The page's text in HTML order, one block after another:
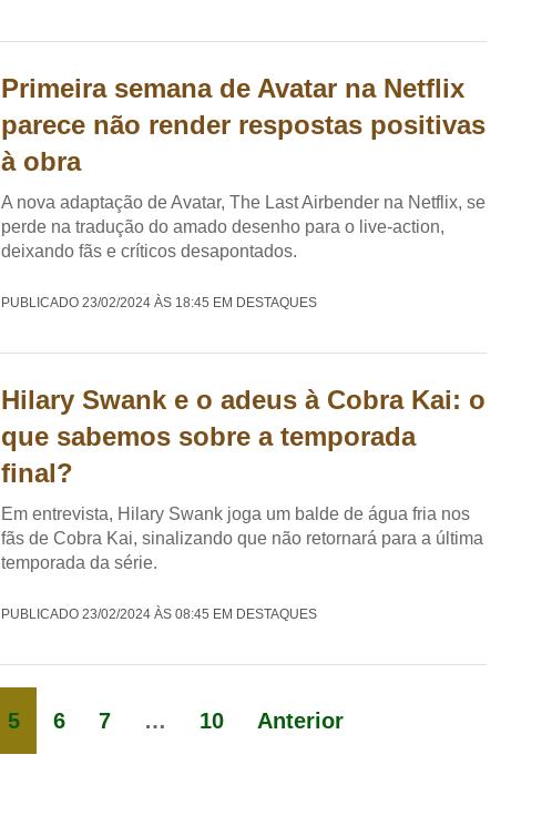
Primeira semana de Avatar na Netflix
parece não render respostas positivas
à obra
A nova adaptação de Avatar, The Last Airbender na Netflix, se
perde na tradução do amado desenho para o live-action,
deixando fãs e críticos desapontados.
PUBLICADO 23/02/2024 ÀS 18:45 EM DESTAQUES
Hilary Swank e o adeus à Cobra Kai: o
que sabemos sobre a temporada
final?
Em entrevista, Hilary Swank joga um balde de água fria nos
fãs de Cobra Kai, sinalizando que não retornará para a última
temporada da série.
PUBLICADO 23/02/2024 ÀS 08:45 EM DESTAQUES
5 6 7 … 10 Anterior